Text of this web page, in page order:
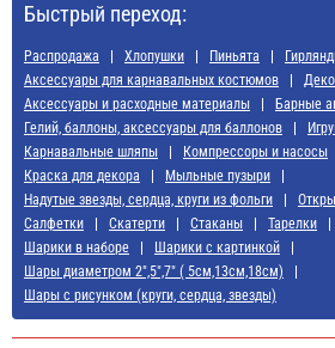
Быстрый переход:
Распродажа Хлопушки Пиньята
Аксессуары для карнавальных костюмов
Аксессуары и расходные материалы
Барные
Гелий, баллоны, аксессуары для баллонов
Карнавальные шляпы
Компрессоры и насосы
Краска для декора
Мыльные пузыри
Надутые звезды, сердца, круги из фольги
Салфетки
Скатерти Стаканы Тарелки
Шарики в наборе
Шарики с картинкой
Шары диаметром 2",5",7" ( 5см,13см,18см)
Шары с рисунком (круги, сердца, звезды)